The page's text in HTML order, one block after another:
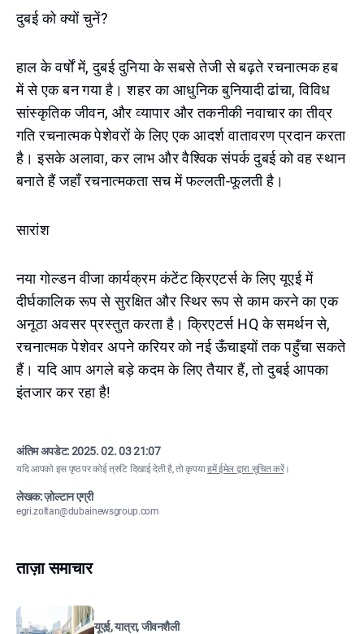
दुबई को क्यों चुनें?
हाल के वर्षों में, दुबई दुनिया के सबसे तेजी से बढ़ते रचनात्मक हब
में से एक बन गया है। शहर का आधुनिक बुनियादी ढांचा, विविध
सांस्कृतिक जीवन, और व्यापार और तकनीकी नवाचार का तीव्र
गति रचनात्मक पेशेवरों के लिए एक आदर्श वातावरण प्रदान करता
है। इसके अलावा, कर लाभ और वैश्विक संपर्क दुबई को वह स्थान
बनाते हैं जहाँ रचनात्मकता सच में फल्लती-फूलती है।
सारांश
नया गोल्डन वीजा कार्यक्रम कंटेंट क्रिएटर्स के लिए यूएई में
दीर्घकालिक रूप से सुरक्षित और स्थिर रूप से काम करने का एक
अनूठा अवसर प्रस्तुत करता है। क्रिएटर्स HQ के समर्थन से,
रचनात्मक पेशेवर अपने करियर को नई ऊँचाइयों तक पहुँचा सकते
हैं। यदि आप अगले बड़े कदम के लिए तैयार हैं, तो दुबई आपका
इंतजार कर रहा है!
अंतिम अपडेट:2025. 02. 03 21:07
यदि आपको इस पृष्ठ पर कोई त्रुटि दिखाई देती है, तो कृपयाहमें ईमेल द्वारा सूचित करें।
लेखक: ज़ोल्टान एग्री
egri.zoltan@dubainewsgroup.com
ताज़ा समाचार
यूएई, यात्रा, जीवनशैली